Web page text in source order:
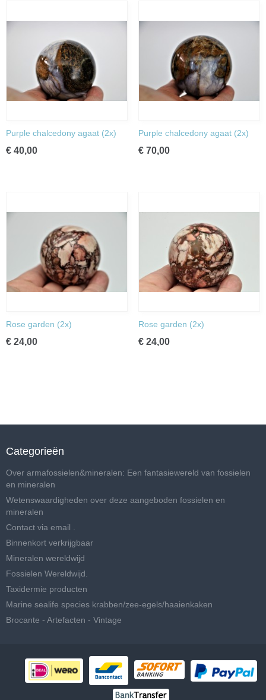
Purple chalcedony agaat (2x)
€ 40,00
Purple chalcedony agaat (2x)
€ 70,00
Rose garden (2x)
€ 24,00
Rose garden (2x)
€ 24,00
Categorieën
Over armafossielen&mineralen: Een fantasiewereld van fossielen
en mineralen
Wetenswaardigheden over deze aangeboden fossielen en
mineralen
Contact via email .
Binnenkort verkrijgbaar
Mineralen wereldwijd
Fossielen Wereldwijd.
Taxidermie producten
Marine sealife species krabben/zee-egels/haaienkaken
Brocante - Artefacten - Vintage